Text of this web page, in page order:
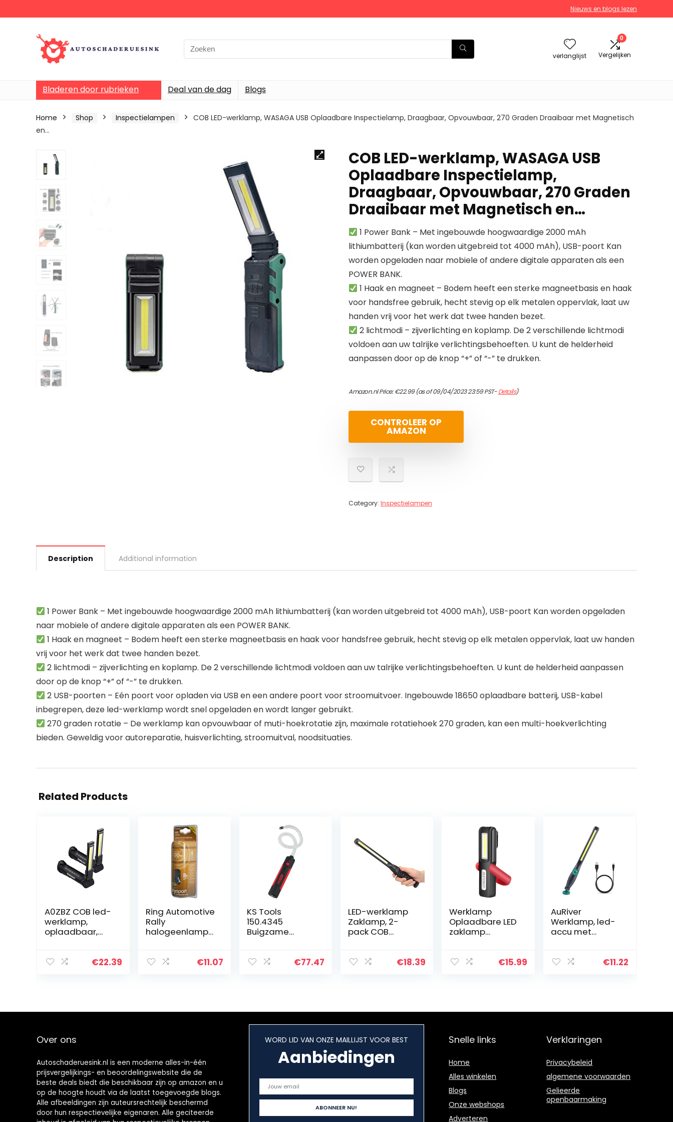
Nieuws en blogs lezen
verlanglijst
0
Vergelijken
Bladeren door rubrieken Deal van de dag Blogs
Home Shop Inspectielampen
COB LED-werklamp, WASAGA USB Oplaadbare Inspectielamp, Draagbaar, Opvouwbaar, 270 Graden Draaibaar met Magnetisch
en…
COB LED-werklamp, WASAGA USB
Oplaadbare Inspectielamp,
Draagbaar, Opvouwbaar, 270 Graden
Draaibaar met Magnetisch en…
1 Power Bank – Met ingebouwde hoogwaardige 2000 mAh
lithiumbatterij (kan worden uitgebreid tot 4000 mAh), USB-poort Kan
worden opgeladen naar mobiele of andere digitale apparaten als een
POWER BANK.
1 Haak en magneet – Bodem heeft een sterke magneetbasis en haak
voor handsfree gebruik, hecht stevig op elk metalen oppervlak, laat uw
handen vrij voor het werk dat twee handen bezet.
2 lichtmodi – zijverlichting en koplamp. De 2 verschillende lichtmodi
voldoen aan uw talrijke verlichtingsbehoeften. U kunt de helderheid
aanpassen door op de knop “+” of “-” te drukken.
Amazon.nl Price:€22.99(as of 09/04/2023 23:59 PST-Details)
CONTROLEER OP
AMAZON
Category: Inspectielampen
Description Additional information
1 Power Bank – Met ingebouwde hoogwaardige 2000 mAh lithiumbatterij (kan worden uitgebreid tot 4000 mAh), USB-poort Kan worden opgeladen
naar mobiele of andere digitale apparaten als een POWER BANK.
1 Haak en magneet – Bodem heeft een sterke magneetbasis en haak voor handsfree gebruik, hecht stevig op elk metalen oppervlak, laat uw handen
vrij voor het werk dat twee handen bezet.
2 lichtmodi – zijverlichting en koplamp. De 2 verschillende lichtmodi voldoen aan uw talrijke verlichtingsbehoeften. U kunt de helderheid aanpassen
door op de knop “+” of “-” te drukken.
2 USB-poorten – Eén poort voor opladen via USB en een andere poort voor stroomuitvoer. Ingebouwde 18650 oplaadbare batterij, USB-kabel
inbegrepen, deze led-werklamp wordt snel opgeladen en wordt langer gebruikt.
270 graden rotatie – De werklamp kan opvouwbaar of muti-hoekrotatie zijn, maximale rotatiehoek 270 graden, kan een multi-hoekverlichting
bieden. Geweldig voor autoreparatie, huisverlichting, stroomuitval, noodsituaties.
Related Products
A0ZBZ COB led-
werklamp,
oplaadbaar,
met
€22.39
Ring Automotive
Rally
halogeenlamp
€11.07
KS Tools
150.4345
Buigzame
€77.47
LED-werklamp
Zaklamp, 2-
pack COB
met
Inspectielamp…
€18.39
Werklamp
Oplaadbare LED
zaklamp
Campinglamp
ophanghaak,
€15.99
AuRiver
Werklamp, led-
accu met
werklamp, led-
€11.22
Over ons
Autoschaderuesink.nl is een moderne alles-in-één
prijsvergelijkings- en beoordelingswebsite die de
beste deals biedt die beschikbaar zijn op amazon en u
op de hoogte houdt via de laatst toegevoegde blogs.
Alle afbeeldingen zijn auteursrechtelijk beschermd
door hun respectievelijke eigenaren. Alle geciteerde
WORD LID VAN ONZE MAILLIJST VOOR BEST
Aanbiedingen
Snelle links
Home
Alles winkelen
Blogs
Onze webshops
Adverteren
Verklaringen
Privacybeleid
algemene voorwaarden
Gelieerde
openbaarmaking